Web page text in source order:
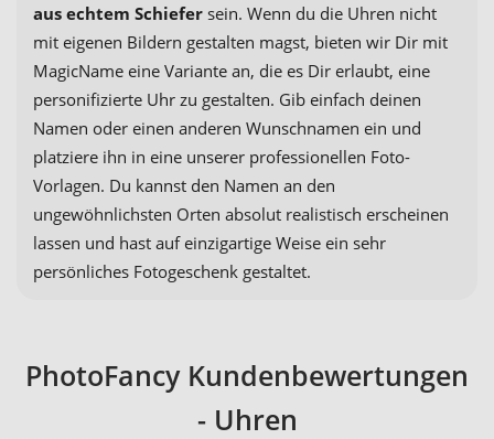
aus echtem Schiefer sein. Wenn du die Uhren nicht
mit eigenen Bildern gestalten magst, bieten wir Dir mit
MagicName eine Variante an, die es Dir erlaubt, eine
personifizierte Uhr zu gestalten. Gib einfach deinen
Namen oder einen anderen Wunschnamen ein und
platziere ihn in eine unserer professionellen Foto-
Vorlagen. Du kannst den Namen an den
ungewöhnlichsten Orten absolut realistisch erscheinen
lassen und hast auf einzigartige Weise ein sehr
persönliches Fotogeschenk gestaltet.
PhotoFancy Kundenbewertungen
- Uhren